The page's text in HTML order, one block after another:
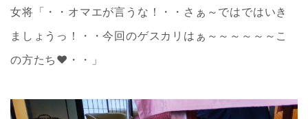
女将「・・オマエが言うな！・・さぁ～ではではいき
ましょうっ！・・今回のゲスカリはぁ～～～～～～こ
の方たち❤・・」